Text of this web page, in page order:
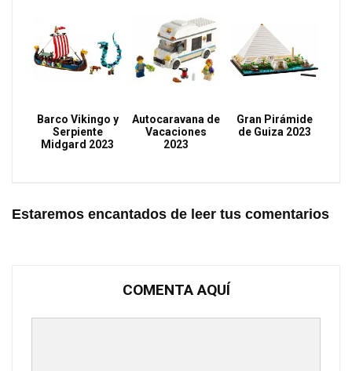
Barco Vikingo y
Serpiente
Midgard 2023
Autocaravana de
Vacaciones
2023
Gran Pirámide
de Guiza 2023
Estaremos encantados de leer tus comentarios
COMENTA AQUÍ